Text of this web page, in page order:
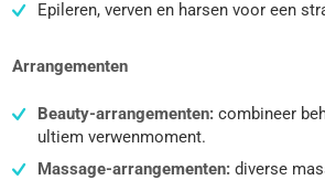
Epileren, verven en harsen voor een
Arrangementen
Beauty-arrangementen: combineer
ultiem verwenmoment.
Massage-arrangementen:diverse